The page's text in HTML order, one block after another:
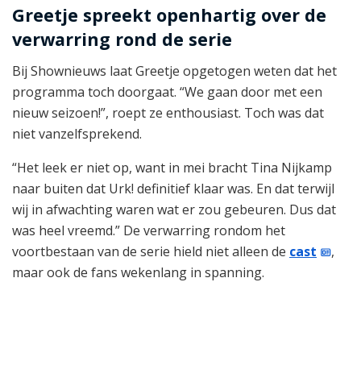
Greetje spreekt openhartig over de
verwarring rond de serie
Bij Shownieuws laat Greetje opgetogen weten dat het
programma toch doorgaat. “We gaan door met een
nieuw seizoen!”, roept ze enthousiast. Toch was dat
niet vanzelfsprekend.
“Het leek er niet op, want in mei bracht Tina Nijkamp
naar buiten dat Urk! definitief klaar was. En dat terwijl
wij in afwachting waren wat er zou gebeuren. Dus dat
was heel vreemd.” De verwarring rondom het
voortbestaan van de serie hield niet alleen de cast
,
maar ook de fans wekenlang in spanning.